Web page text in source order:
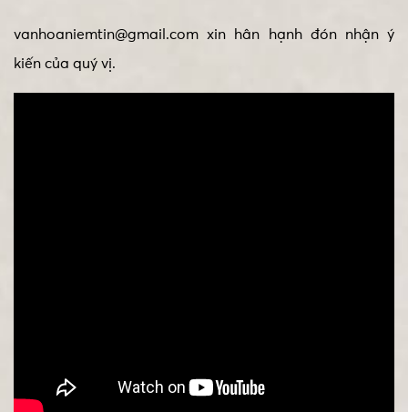
vanhoaniemtin@gmail.com xin hân hạnh đón nhận ý
kiến của quý vị.